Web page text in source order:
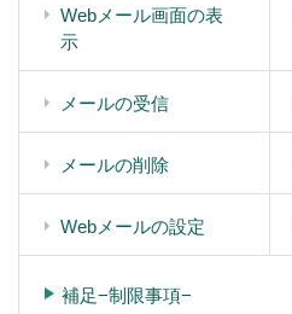
Webメール画面の表
示
メールの受信
メールの削除
Webメールの設定
補足−制限事項−